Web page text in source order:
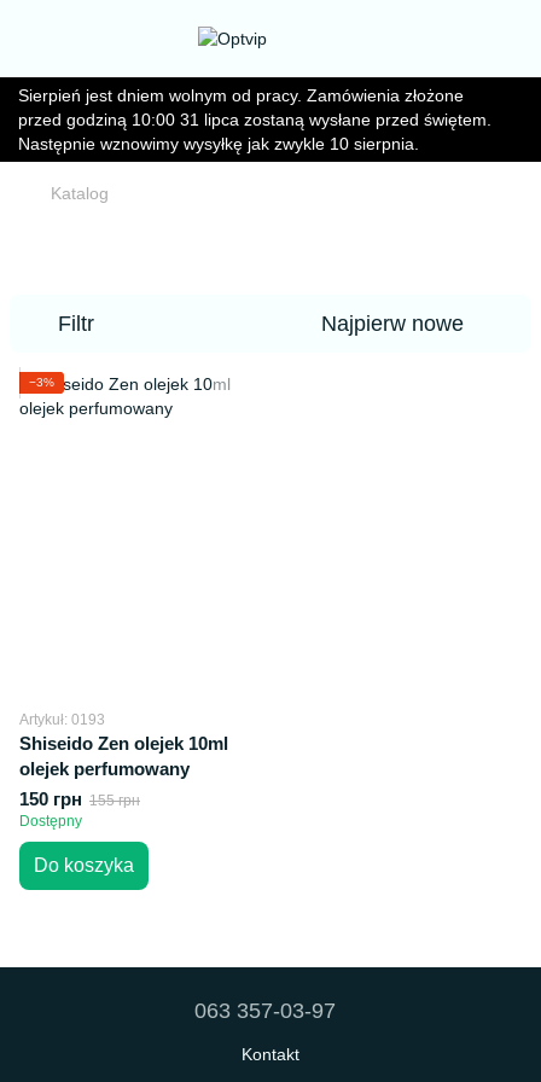
Sierpień jest dniem wolnym od pracy. Zamówienia złożone
przed godziną 10:00 31 lipca zostaną wysłane przed świętem.
Następnie wznowimy wysyłkę jak zwykle 10 sierpnia.
Katalog
Filtr Najpierw nowe
−3%
Artykuł: 0193
Shiseido Zen olejek 10ml
olejek perfumowany
150 грн 155 грн
Dostępny
Do koszyka
063 357-03-97
Kontakt